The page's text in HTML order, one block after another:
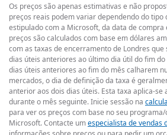
Os preços são apenas estimativas e não
preços reais podem variar dependendo do tipo
estipulado com a Microsoft, da data de compra
preços são calculados com base em dólares
com as taxas de encerramento de Londres que
dias úteis anteriores ao último dia útil do fim do
dias úteis anteriores ao fim do mês calharem
mercados, o dia de definição da taxa é
anterior aos dois dias úteis. Esta taxa aplica-se
durante o mês seguinte. Inicie sessão na
para ver os preços com base no seu
Microsoft. Contacte umespecialista de vendas